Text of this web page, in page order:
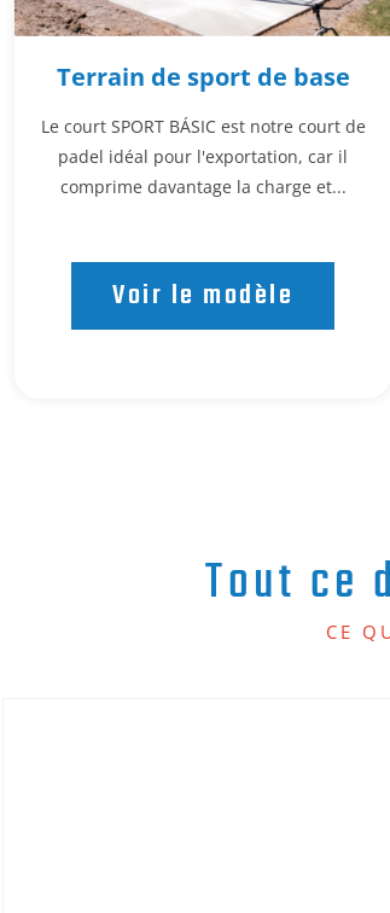
Terrain de sport de base
Le court SPORT BÁSIC est notre court de
padel idéal pour l'exportation, car il
comprime davantage la charge et...
Voir le modèle
Tout ce
CE